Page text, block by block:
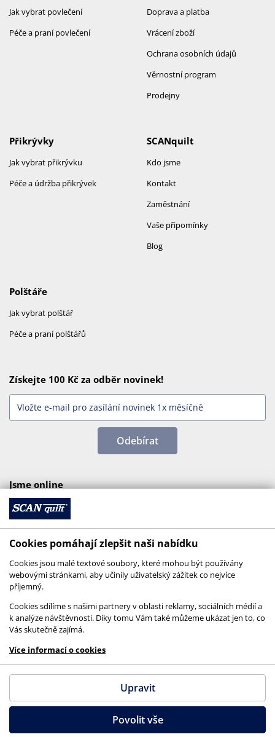
Jak vybrat povlečení
Péče a praní povlečení
Doprava a platba
Vrácení zboží
Ochrana osobních údajů
Věrnostní program
Prodejny
SCANquilt
Kdo jsme
Kontakt
Zaměstnání
Vaše připomínky
Blog
Přikrývky
Jak vybrat přikrývku
Péče a údržba přikrývek
Polštáře
Jak vybrat polštář
Péče a praní polštářů
Získejte 100 Kč za odběr novinek!
Odebírat
Jsme online
© 2026 SCANquilt - všechna práva vyhrazena
This site is protected by reCAPTCHA and the
GooglePrivacy PolicyandTerms of Serviceapply.
Cookies pomáhají zlepšit naši nabídku
Cookies jsou malé textové soubory, které mohou být používány
webovými stránkami, aby učinily uživatelský zážitek co nejvíce
příjemný.
Cookies sdílíme s našimi partnery v oblasti reklamy, sociálních médií a
k analýze návštěvnosti. Díky tomu Vám také můžeme ukázat jen to, co
Vás skutečně zajímá.
Více informací o cookies
Upravit
Povolit vše